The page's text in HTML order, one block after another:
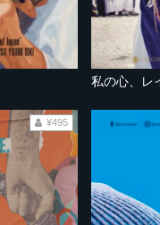
私の心、レ
¥495